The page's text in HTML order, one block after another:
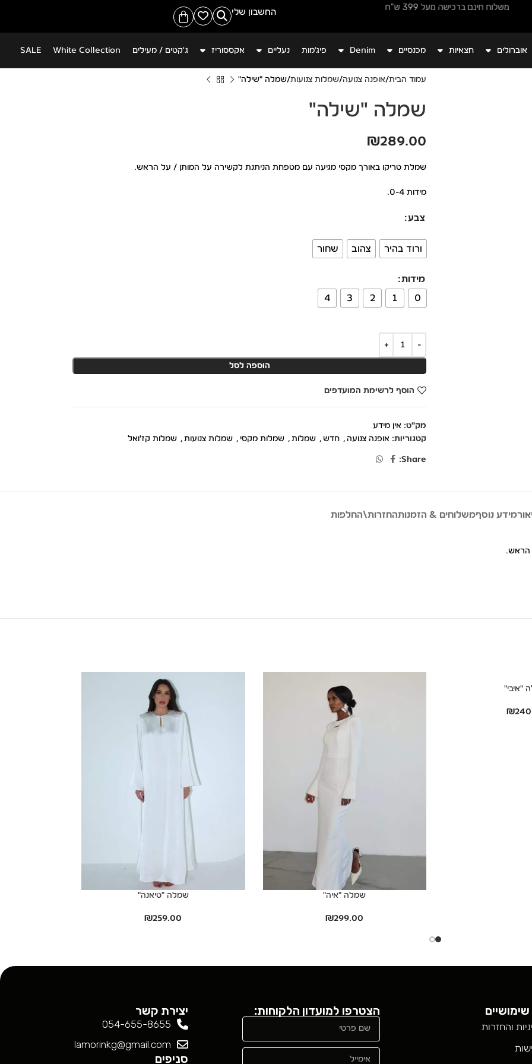
משלוח חינם ברכישה מעל 399 ש"ח 10% הנחה על כל האתר החשבון שלי
אוברולים חצאיות מכנסיים Denim פיג׳מות נעליים אקססוריז ג'קטים / מעילים White Collection
SALE
עמוד הבית אופנה צנועה שמלות צנועות שמלה "שילה"
שמלה "שילה"
₪289.00
שמלת טריקו באורך מקסי מגיעה עם מטפחת הניתנת לקשירה על המותן / על הראש.
מידות 0-4.
צבע
ורוד בהיר צהוב שחור
מידות
0
1
2
3
4
הוספה לסל
הוסף לרשימת המועדפים
מק"ט: אין מידע
קטגוריות: אופנה צנועה , חדש , שמלות , שמלות מקסי , שמלות צנועות , שמלות קז'ואל
Share:
מידע נוסףמשלוחים & הזמנותהחזרות\החלפות
הראש.
"איבי"
₪
שמלה "איה"
₪299.00
שמלה "טיאנה"
₪259.00
והחזרות
הצטרפו למועדון הלקוחות: יצירת קשר
054-655-8655
lamorinkg@gmail.com
סניפים